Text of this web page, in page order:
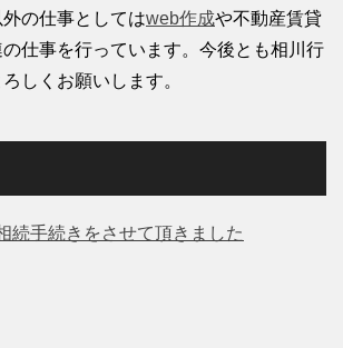
の仕事としてはweb作成や不動産賃貸
仕事を行っています。今後とも相川行
しくお願いします。
続手続きをさせて頂きました